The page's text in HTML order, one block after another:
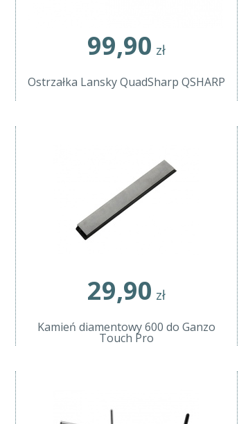
99,90 zł
Ostrzałka Lansky QuadSharp QSHARP
29,90 zł
Kamień diamentowy 600 do Ganzo
Touch Pro